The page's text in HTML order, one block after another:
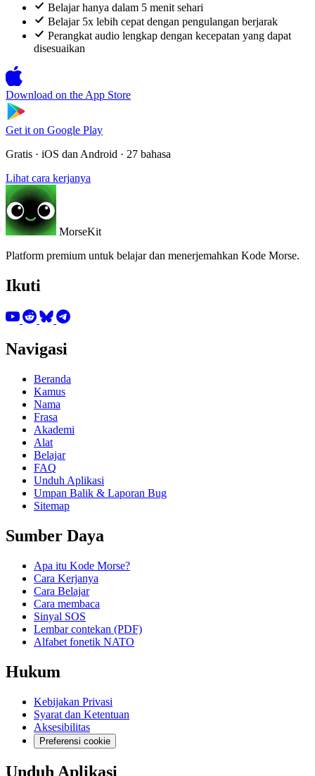
Belajar hanya dalam 5 menit sehari
Belajar 5x lebih cepat dengan pengulangan berjarak
Perangkat audio lengkap dengan kecepatan yang dapat
disesuaikan
Download on the App Store
Get it on Google Play
Gratis · iOS dan Android · 27 bahasa
Lihat cara kerjanya
MorseKit
Platform premium untuk belajar dan menerjemahkan Kode Morse.
Ikuti
Navigasi
Beranda
Kamus
Nama
Frasa
Akademi
Alat
Belajar
FAQ
Unduh Aplikasi
Umpan Balik & Laporan Bug
Sitemap
Sumber Daya
Apa itu Kode Morse?
Cara Kerjanya
Cara Belajar
Cara membaca
Sinyal SOS
Lembar contekan (PDF)
Alfabet fonetik NATO
Hukum
Kebijakan Privasi
Syarat dan Ketentuan
Aksesibilitas
Preferensi cookie
Unduh Aplikasi